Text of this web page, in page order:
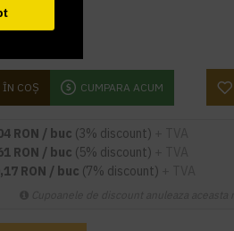
ÎN COŞ CUMPARA ACUM
RON / buc (3% discount)
RON / buc (5% discount)
RON / buc (7% discount)